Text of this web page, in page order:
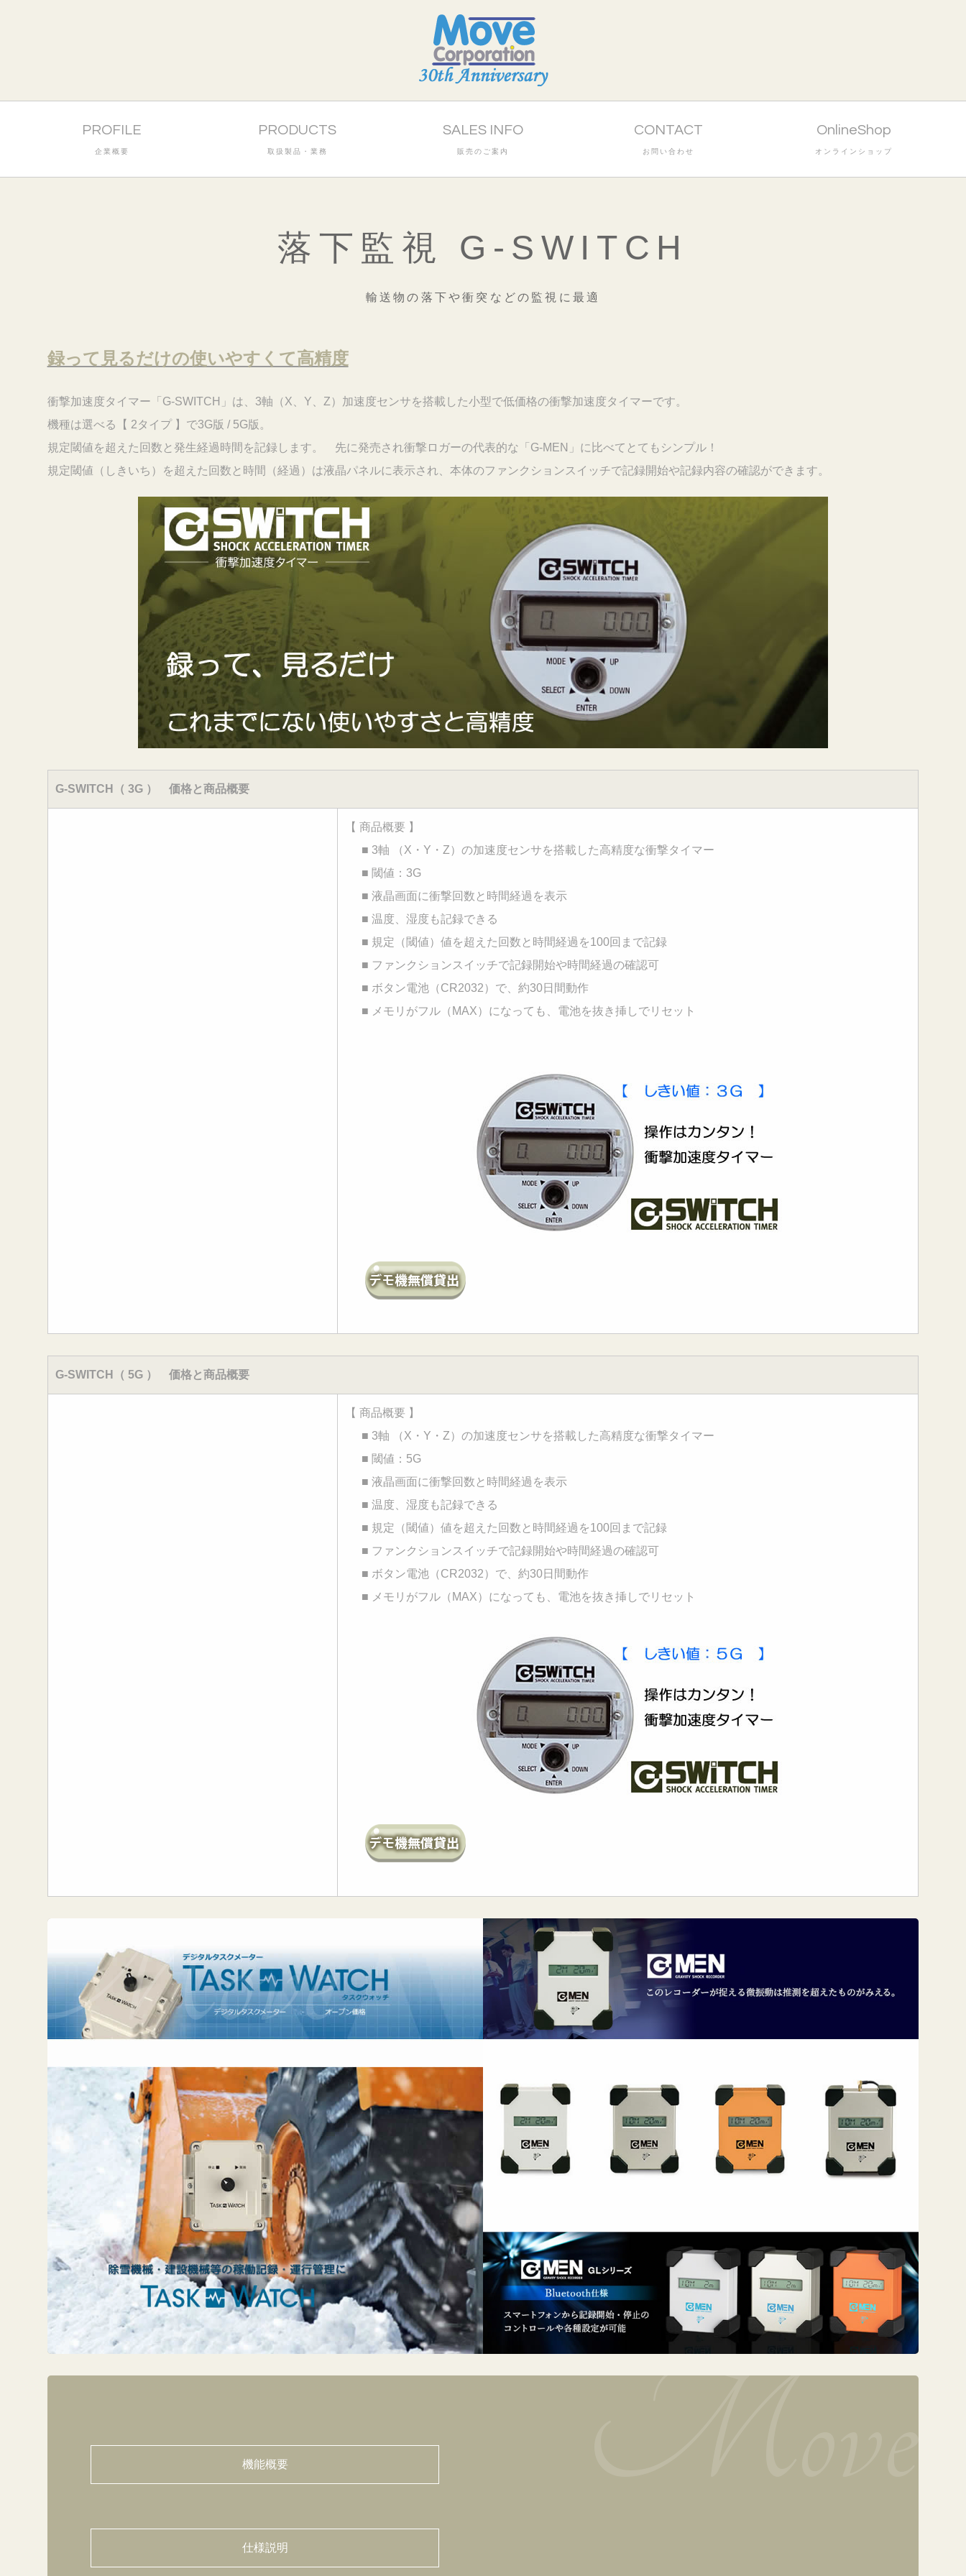
PROFILE
企業概要
PRODUCTS
取扱製品・業務
SALES INFO
販売のご案内
CONTACT
お問い合わせ
OnlineShop
オンラインショップ
落下監視 G-SWITCH
輸送物の落下や衝突などの監視に最適
録って見るだけの使いやすくて高精度
衝撃加速度タイマー「G-SWITCH」は、3軸（X、Y、Z）加速度センサを搭載した小型で低価格の衝撃加速度タイマーです。
機種は選べる【 2タイプ 】で3G版 / 5G版。
規定閾値を超えた回数と発生経過時間を記録します。 先に発売され衝撃ロガーの代表的な「G-MEN」に比べてとてもシンプル！
規定閾値（しきいち）を超えた回数と時間（経過）は液晶パネルに表示され、本体のファンクションスイッチで記録開始や記録内容の確認ができます。
G-SWITCH（ 3G ） 価格と商品概要
【 商品概要 】
■ 3軸 （X・Y・Z）の加速度センサを搭載した高精度な衝撃タイマー
■ 閾値：3G
■ 液晶画面に衝撃回数と時間経過を表示
■ 温度、湿度も記録できる
■ 規定（閾値）値を超えた回数と時間経過を100回まで記録
■ ファンクションスイッチで記録開始や時間経過の確認可
■ ボタン電池（CR2032）で、約30日間動作
■ メモリがフル（MAX）になっても、電池を抜き挿しでリセット
G-SWITCH（ 5G ） 価格と商品概要
【 商品概要 】
■ 3軸 （X・Y・Z）の加速度センサを搭載した高精度な衝撃タイマー
■ 閾値：5G
■ 液晶画面に衝撃回数と時間経過を表示
■ 温度、湿度も記録できる
■ 規定（閾値）値を超えた回数と時間経過を100回まで記録
■ ファンクションスイッチで記録開始や時間経過の確認可
■ ボタン電池（CR2032）で、約30日間動作
■ メモリがフル（MAX）になっても、電池を抜き挿しでリセット
機能概要
仕様説明